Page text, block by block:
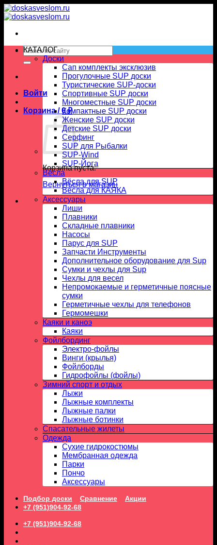
Skip
to
Искать:
Войти
Корзина /0₽
Корзина пуста.
Вернуться в магазин
КАТАЛОГ
Доски
Сап комплекты эксклюзив
Прогулочные SUP доски
Туристические SUP-доски
Спортивные SUP доски
Многоместные SUP доски
Компактные SUP доски
Женские SUP доски
Детские SUP доски
Серфинг
SUP для Рыбалки
SUP-Wind
SUP-Йога
Вёсла
Вёсла для SUP
Весла для КАЯКА
Аксессуары
Лиши
Плавники
Складные плавники
Насосы
Парус для SUP
Запчасти Инструменты
Дополнительное оборудование для Sup
Сумки и чехлы для Sup
Чехлы для весел
Непромокаемые и герметичные поясные
сумки
Герметичные чехлы для телефонов
Гермомешки
Каяки и каноэ
Каяки
Фойлбординг
Электро-фойлы
Винги (крылья)
Фойлборды
Гидрофойлы (фойлы)
Зимний спорт и отдых
Лыжи
Лыжные комплекты
Лыжные палки
Лыжные ботинки
Спасательные жилеты
Одежда
Сухие гидрокостюмы
Мембранная одежда
Парки
Пончо
Аксессуары
Подбор доски Сравнение
Акции
+7 (951)904-92-68
+7 (951)904-92-68